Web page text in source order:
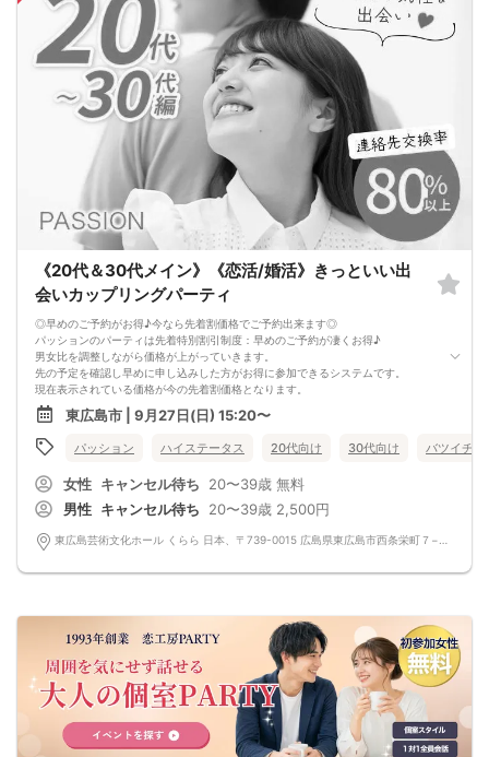
・本人様確認について
受付にて公的な本人確認書類（免許証、保険証など）をご提示いただきますの
で、ご予約時は必ず本名をご入力ください。
・遅刻について
遅刻は他の参加者様のご迷惑となるため、厳禁です。お時間に余裕を持ってお越
しください。
・中止判断タイミング・中止連絡
最少催行人数に満たない場合など、ご予約状況により、開催を中止する場合がご
ざいます。その場合、開催時刻の最大90分前までにご連絡いたします。※ただし、
90分前を切って急なご予約のキャンセルや天災等が発生した場合はこの限りでは
ありません。開催中止となった場合のご連絡は、ご登録のメールアドレスへお送
男女差が2名以内程度になるよう人数調整を行っておりますが、ご予約のキャンセ
ル等によりバランスが崩れる場合がございます。バランスが崩れたことによる返
金等は一切ございませんので予めご了承ください。
・人数について
最少催行人数：ご予約人数4名以上
最大催行人数：ご予約人数18名程度
・飲食について
当イベントにおいて飲食の提供はございません。
・保証制度について
直前のキャンセル等により上記の最少催行人数を下回った場合、参加費を全額返
金し、無償での開催を行います。
《20代＆30代メイン》《恋活/婚活》きっといい出
会いカップリングパーティ
◎早めのご予約がお得♪今なら先着割価格でご予約出来ます◎
パッションのパーティは先着特別割引制度：早めのご予約が凄くお得♪
男女比を調整しながら価格が上がっていきます。
先の予定を確認し早めに申し込みした方がお得に参加できるシステムです。
現在表示されている価格が今の先着割価格となります。
=========================
【パーティ内容】
★連絡先交換率80％以上確定★
大人の恋活パーティ
まずは知り合ってからと考える方って意外と多いです。
カップリング茶話会とは婚活パーティのように数組だけがカップルになり後は残
念・・
というのではなく参加者全員にチャンスがあります。
１対１のフリートークタイム～中間印象カード
貴方も参加してみませんか？
=========================
パッションのパーティーは男性90％以上/女性70％以上が1人参加です。
お一人様でも安心してご参加下さい。
出会いはまずは行動から！パッションのパーティで理想のお相手探しはいかがで
すか?
スタッフが全力であなたの婚活をサポートさせて頂きます。
■パーティ中止判断タイミング
開催前日の23:00までに最少催行人数男性2名対女性2名に満たない場合
東広島市 | 9月27日(日) 15:20〜
パッション ハイステータス 20代向け 30代向け バツイチ・
女性 キャンセル待ち 20〜39歳 無料
男性 キャンセル待ち 20〜39歳 2,500円